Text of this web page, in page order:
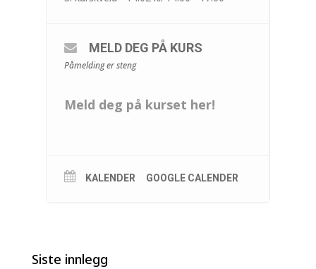
MELD DEG PÅ KURS
Påmelding er steng
Meld deg på kurset her!
KALENDER GOOGLE CALENDER
Siste innlegg